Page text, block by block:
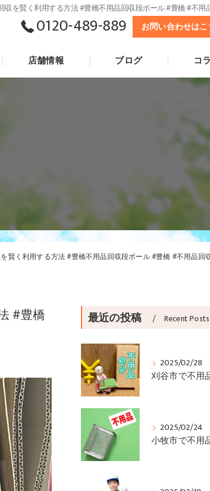
を賢く利用する方法 #豊橋不用品回収段ボール #豊橋 #不用
0120-489-889 お問い合わせは
店舗情報 ブログ コ
賢く利用する方法 #豊橋不用品回収段ボール #豊橋 #不用品回
#豊橋
最近の投稿 Recent Posts
2025/02/28
2025/02/24